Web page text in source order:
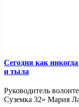
Сегодня как
и тыла
Руководитель
Суземка 32» Мария